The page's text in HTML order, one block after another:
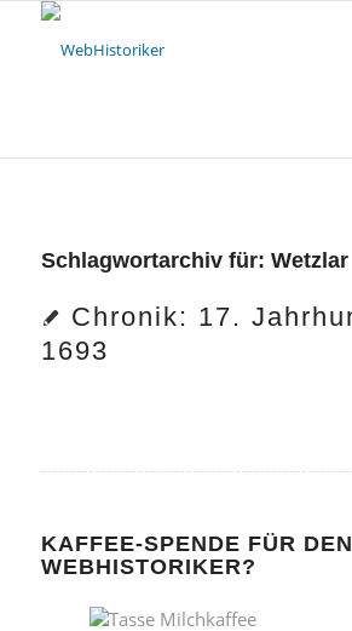
Schlagwortarchiv für: Wetzlar
Chronik: 17.
1693
KAFFEE-SPENDE FÜR DEN
WEBHISTORIKER?